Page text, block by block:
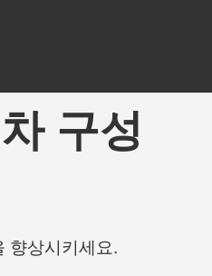
구성
향상시키세요.